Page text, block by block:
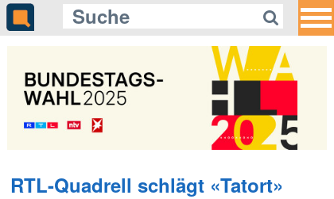
RTL-Quadrell schlägt «Tatort»